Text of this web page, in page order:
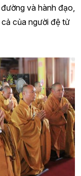
và hành đạo,
của người đệ tử